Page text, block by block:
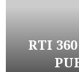
RTI